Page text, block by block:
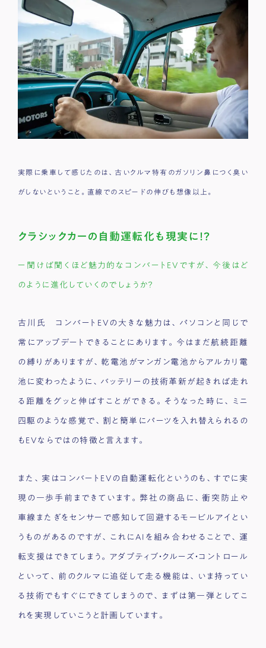
実際に乗車して感じたのは、古いクルマ特有のガソリン鼻につく臭い
がしないということ。直線でのスピードの伸びも想像以上。
クラシックカーの自動運転化も現実に！？
ー聞けば聞くほど魅力的なコンバートEVですが、今後はど
のように進化していくのでしょうか？
古川氏 コンバートEVの大きな魅力は、パソコンと同じで
常にアップデートできることにあります。今はまだ航続距離
の縛りがありますが、乾電池がマンガン電池からアルカリ電
池に変わったように、バッテリーの技術革新が起きれば走れ
る距離をグッと伸ばすことができる。そうなった時に、ミニ
四駆のような感覚で、割と簡単にパーツを入れ替えられるの
もEVならではの特徴と言えます。
また、実はコンバートEVの自動運転化というのも、すでに実
現の一歩手前まできています。弊社の商品に、衝突防止や
車線またぎをセンサーで感知して回避するモービルアイとい
うものがあるのですが、これにAIを組み合わせることで、運
転支援はできてしまう。アダプティブ・クルーズ・コントロール
といって、前のクルマに追従して走る機能は、いま持ってい
る技術でもすぐにできてしまうので、まずは第一弾としてこ
れを実現していこうと計画しています。